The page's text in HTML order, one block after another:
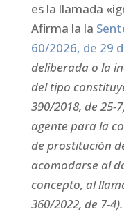
es la llamada
Afirma la la
60/2026, de 29
deliberada o la
del tipo
390/2018, de 25-
agente para la
de prostitución
acomodarse al
concepto, al
360/2022, de 7-